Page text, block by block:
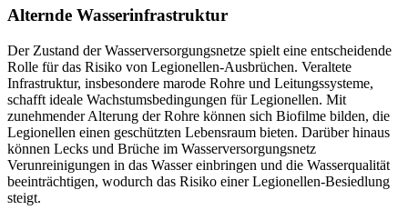
Alternde Wasserinfrastruktur
Der Zustand der Wasserversorgungsnetze spielt eine entscheidende
Rolle für das Risiko von Legionellen-Ausbrüchen. Veraltete
Infrastruktur, insbesondere marode Rohre und Leitungssysteme,
schafft ideale Wachstumsbedingungen für Legionellen. Mit
zunehmender Alterung der Rohre können sich Biofilme bilden, die
Legionellen einen geschützten Lebensraum bieten. Darüber hinaus
können Lecks und Brüche im Wasserversorgungsnetz
Verunreinigungen in das Wasser einbringen und die Wasserqualität
beeinträchtigen, wodurch das Risiko einer Legionellen-Besiedlung
steigt.